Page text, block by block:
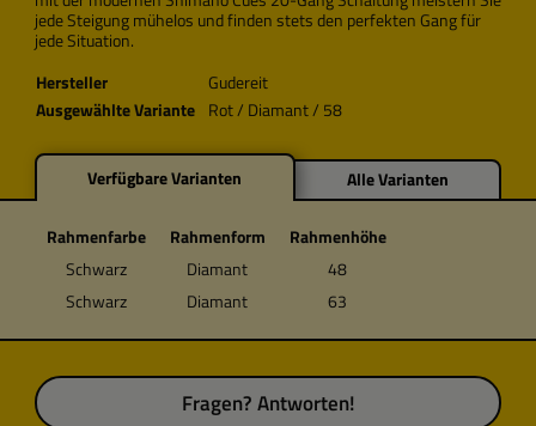
jede Steigung mühelos und finden stets den perfekten Gang für
jede Situation.
Hersteller
Gudereit
Ausgewählte Variante Rot / Diamant / 58
Verfügbare Varianten Alle Varianten
Rahmenfarbe Rahmenform
Rahmenhöhe
Schwarz
Diamant
48
Schwarz
Diamant 63
Fragen? Antworten!